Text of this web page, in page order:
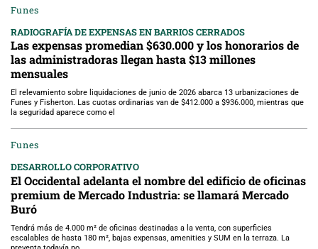
Funes
RADIOGRAFÍA DE EXPENSAS EN BARRIOS CERRADOS
Las expensas promedian $630.000 y los honorarios de
las administradoras llegan hasta $13 millones
mensuales
El relevamiento sobre liquidaciones de junio de 2026 abarca 13 urbanizaciones de
Funes y Fisherton. Las cuotas ordinarias van de $412.000 a $936.000, mientras que
la seguridad aparece como el
Funes
DESARROLLO CORPORATIVO
El Occidental adelanta el nombre del edificio de oficinas
premium de Mercado Industria: se llamará Mercado
Buró
Tendrá más de 4.000 m² de oficinas destinadas a la venta, con superficies
escalables de hasta 180 m², bajas expensas, amenities y SUM en la terraza. La